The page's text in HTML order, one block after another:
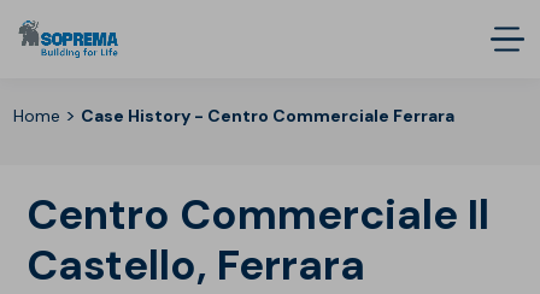
Home > Case History - Centro Commerciale Ferrara
centro Commerciale Il
Castello, Ferrara